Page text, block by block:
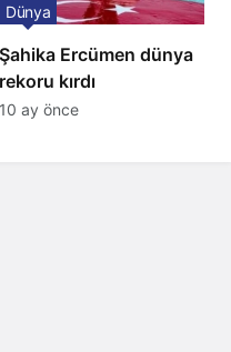
Şahika Ercümen dünya
rekoru kırdı
Dünya
10 ay önce